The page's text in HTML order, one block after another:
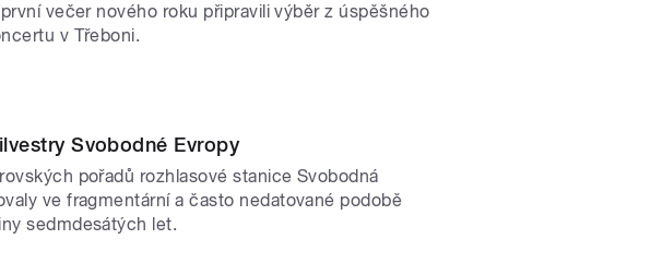
také do vánočních tradic
doplní rozhovor Alex a host se
a finále soutěže Zlatá láska.
velké příběhy roku i
večer nového roku připravili výběr z úspěšného
v Třeboni.
Svobodné Evropy
pořadů rozhlasové stanice Svobodná
ve fragmentární a často nedatované podobě
sedmdesátých let.